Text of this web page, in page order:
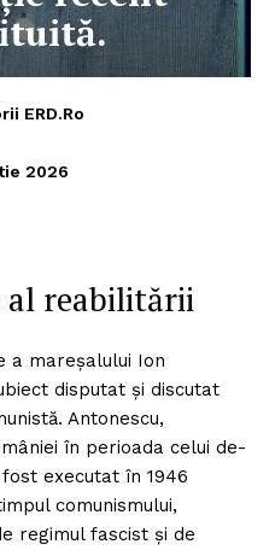
ERD.ro
2026
al reabilitării
a mareșalului Ion
disputat și discutat
Antonescu,
în perioada celui de-
executat în 1946
comunismului,
regimul fascist și de